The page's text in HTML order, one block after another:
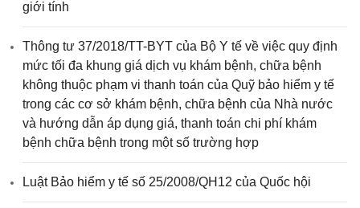
giới tính
Thông tư 37/2018/TT-BYT của Bộ Y tế về việc quy định
mức tối đa khung giá dịch vụ khám bệnh, chữa bệnh
không thuộc phạm vi thanh toán của Quỹ bảo hiểm y tế
trong các cơ sở khám bệnh, chữa bệnh của Nhà nước
và hướng dẫn áp dụng giá, thanh toán chi phí khám
bệnh chữa bệnh trong một số trường hợp
Luật Bảo hiểm y tế số 25/2008/QH12 của Quốc hội